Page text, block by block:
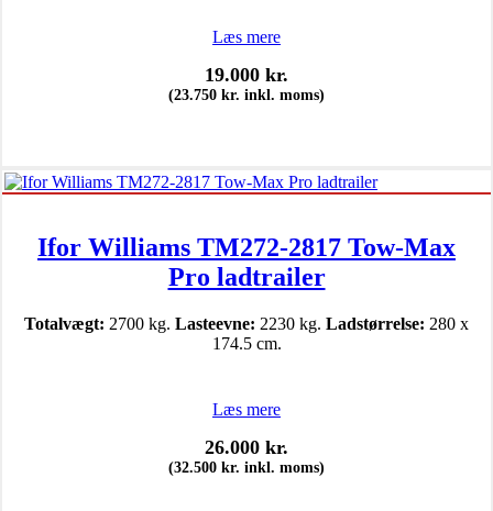
Læs mere
19.000 kr.
(23.750 kr. inkl. moms)
Ifor Williams TM272-2817 Tow-Max
Pro ladtrailer
Totalvægt: 2700 kg. Lasteevne: 2230 kg. Ladstørrelse: 280 x
174.5 cm.
Læs mere
26.000 kr.
(32.500 kr. inkl. moms)